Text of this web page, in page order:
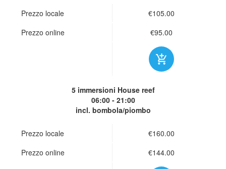
Prezzo locale
€105.00
Prezzo online
€95.00
5 immersioni House reef
06:00 - 21:00
incl. bombola/piombo
Prezzo locale
€160.00
Prezzo online
€144.00